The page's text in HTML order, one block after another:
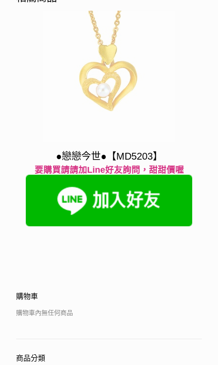
●戀戀今世●【MD5203】
要購買請請加Line好友詢問，甜甜價喔
購物車
購物車內無任何商品
商品分類